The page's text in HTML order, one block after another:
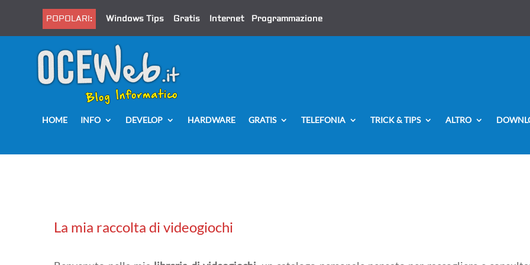
POPOLARI: Windows Tips Gratis Internet Programmazione
HOME INFO DEVELOP HARDWARE GRATIS TELEFONIA TRICK & TIPS ALTRO
La mia raccolta di videogiochi